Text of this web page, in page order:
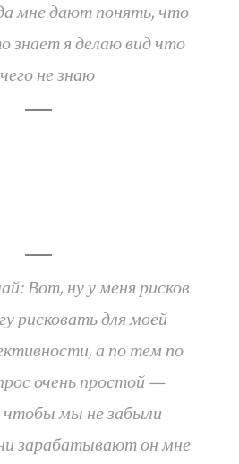
мне дают понять, что
знает я делаю вид что
не знаю
Вот, ну у меня рисков
рисковать для моей
а по тем по
очень простой —
мы не забыли
зарабатывают он мне